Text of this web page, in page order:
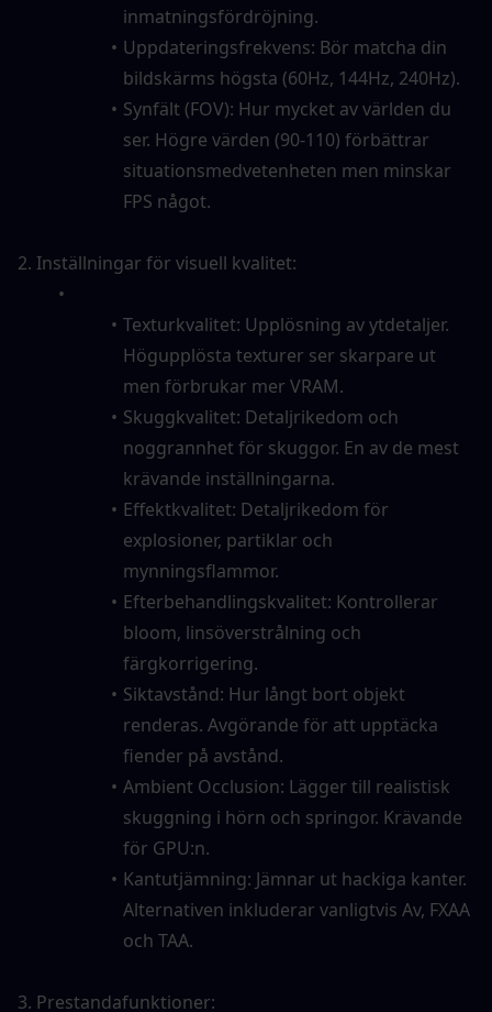
inmatningsfördröjning.
Uppdateringsfrekvens: Bör matcha din
bildskärms högsta (60Hz, 144Hz, 240Hz).
Synfält (FOV): Hur mycket av världen du
ser. Högre värden (90-110) förbättrar
situationsmedvetenheten men minskar
FPS något.
2. Inställningar för visuell kvalitet:
Texturkvalitet: Upplösning av ytdetaljer.
Högupplösta texturer ser skarpare ut
men förbrukar mer VRAM.
Skuggkvalitet: Detaljrikedom och
noggrannhet för skuggor. En av de mest
krävande inställningarna.
Effektkvalitet: Detaljrikedom för
explosioner, partiklar och
mynningsflammor.
Efterbehandlingskvalitet: Kontrollerar
bloom, linsöverstrålning och
färgkorrigering.
Siktavstånd: Hur långt bort objekt
renderas. Avgörande för att upptäcka
fiender på avstånd.
Ambient Occlusion: Lägger till realistisk
skuggning i hörn och springor. Krävande
för GPU:n.
Kantutjämning: Jämnar ut hackiga kanter.
Alternativen inkluderar vanligtvis Av, FXAA
och TAA.
3. Prestandafunktioner: